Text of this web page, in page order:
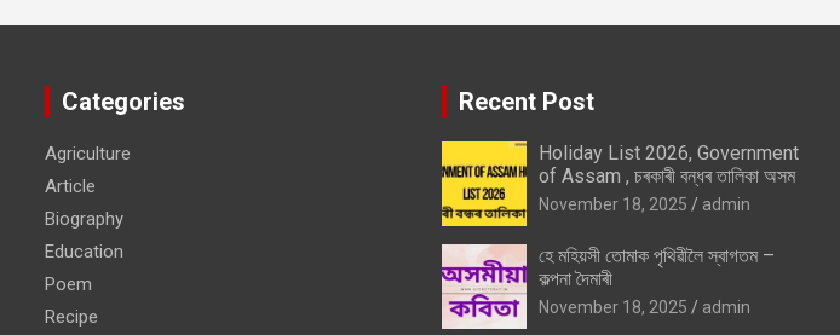
Categories
Agriculture
Article
Biography
Education
Poem
Recipe
Recent Post
Holiday List 2026, Government
of Assam , চৰকাৰী বন্ধৰ তালিকা অসম
November 18, 2025 admin
হে মহিয়সী তোমাক পৃথিৱীলৈ স্বাগতম –
কল্পনা দৈমাৰী
November 18, 2025 admin